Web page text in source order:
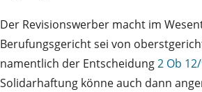
Der Revisionswerber macht im
Berufungsgericht sei von
namentlich der Entscheidung2 Ob
Solidarhaftung könne auch dann